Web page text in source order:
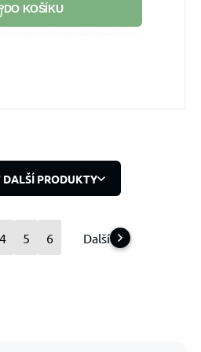
DO KOŠÍKU
jen vám.
PRODUKTY
4 5 6 Další